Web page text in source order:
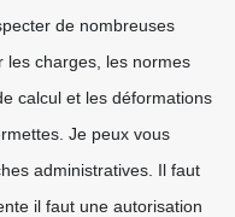
de nombreuses
les charges, les normes
calcul et les déformations
Je peux vous
administratives. Il faut
il faut une autorisation